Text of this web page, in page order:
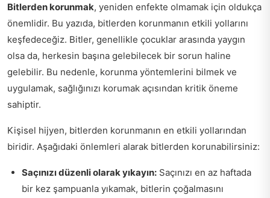
Bitlerden korunmak, yeniden enfekte olmamak için oldukça
önemlidir. Bu yazıda, bitlerden korunmanın etkili yollarını
keşfedeceğiz. Bitler, genellikle çocuklar arasında yaygın
olsa da, herkesin başına gelebilecek bir sorun haline
gelebilir. Bu nedenle, korunma yöntemlerini bilmek ve
uygulamak, sağlığınızı korumak açısından kritik öneme
sahiptir.
Kişisel hijyen, bitlerden korunmanın en etkili yollarından
biridir. Aşağıdaki önlemleri alarak bitlerden korunabilirsiniz:
Saçınızı düzenli olarak yıkayın: Saçınızı en az haftada
bir kez şampuanla yıkamak, bitlerin çoğalmasını